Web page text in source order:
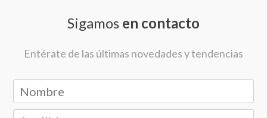
Sigamos en contacto
Entérate de las últimas novedades y tendencias